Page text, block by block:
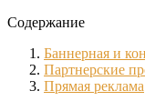
Содержание
Баннерная и
Партнерские
Прямая реклама